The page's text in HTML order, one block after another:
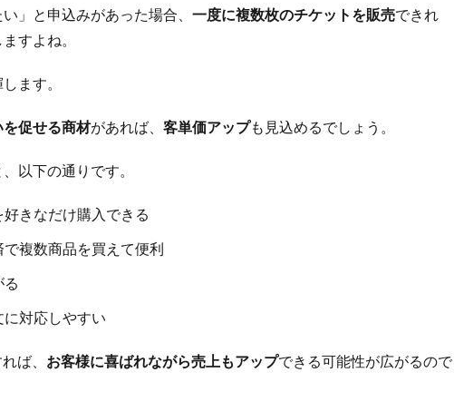
」と申込みがあった場合、 一度に複数枚のチケットを販売できれ
すよね。
ます。
を促せる商材があれば、 客単価アップも見込めるでしょう。
以下の通りです。
好きなだけ購入できる
で複数商品を買えて便利
る
に対応しやすい
ば、 お客様に喜ばれながら売上もアップできる可能性が広がるので